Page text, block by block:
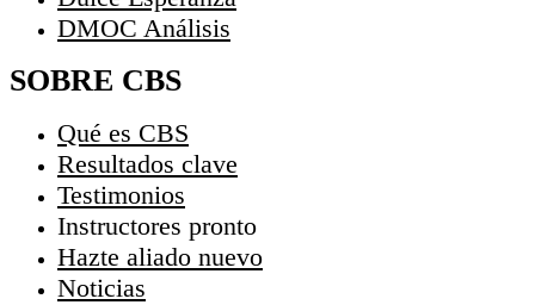
DMOC Análisis
SOBRE CBS
Qué es CBS
Resultados clave
Testimonios
Instructores pronto
Hazte aliado nuevo
Noticias